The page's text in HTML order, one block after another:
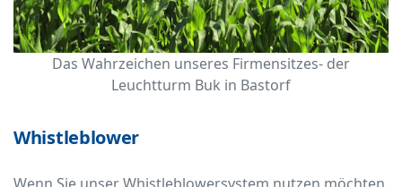
Das Wahrzeichen unseres Firmensitzes- der
Leuchtturm Buk in Bastorf
Whistleblower